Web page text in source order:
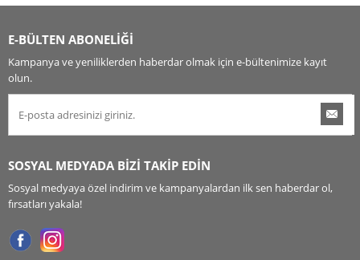
E-BÜLTEN ABONELİĞİ
Kampanya ve yeniliklerden haberdar olmak için e-bültenimize kayıt
olun.
SOSYAL MEDYADA BİZİ TAKİP EDİN
Sosyal medyaya özel indirim ve kampanyalardan ilk sen haberdar ol,
fırsatları yakala!